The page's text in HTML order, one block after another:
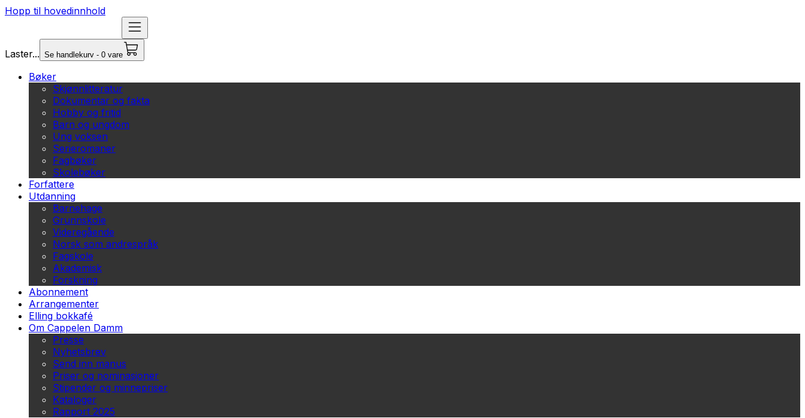
Hopp til hovedinnhold
Laster... Se handlekurv - 0 vare
Bøker
Skjønnlitteratur
Dokumentar og fakta
Hobby og fritid
Barn og ungdom
Ung voksen
Serieromaner
Fagbøker
Skolebøker
Forfattere
Utdanning
Barnehage
Grunnskole
Videregående
Norsk som andrespråk
Fagskole
Akademisk
Forskning
Abonnement
Arrangementer
Elling bokkafé
Om Cappelen Damm
Presse
Nyhetsbrev
Send inn manus
Priser og nominasjoner
Stipender og minnepriser
Kataloger
Rapport 2025